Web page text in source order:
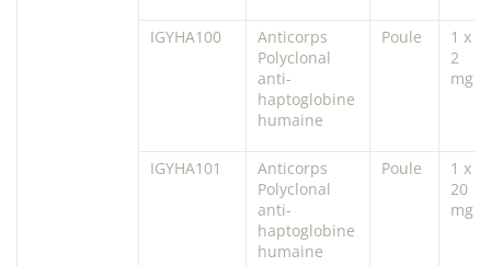
IGYHA100
Anticorps
Polyclonal
anti-
haptoglobine
humaine
Poule
1 x
2
mg
IGYHA101
Anticorps
Polyclonal
anti-
haptoglobine
humaine
Poule
1 x
20
mg